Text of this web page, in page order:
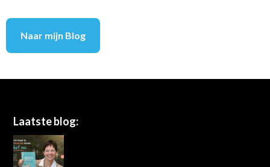
Naar mijn Blog
Footer
Laatste blog: